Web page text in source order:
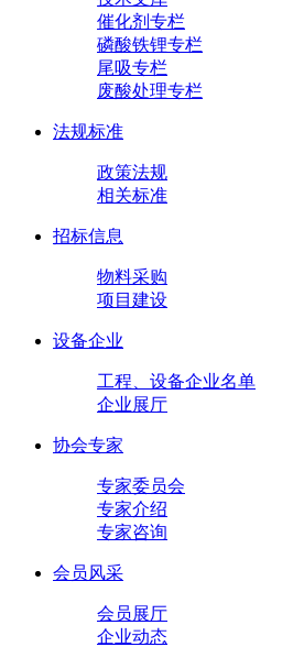
催化剂专栏
磷酸铁锂专栏
尾吸专栏
废酸处理专栏
法规标准
政策法规
相关标准
招标信息
物料采购
项目建设
设备企业
工程、设备企业名单
企业展厅
协会专家
专家委员会
专家介绍
专家咨询
会员风采
会员展厅
企业动态